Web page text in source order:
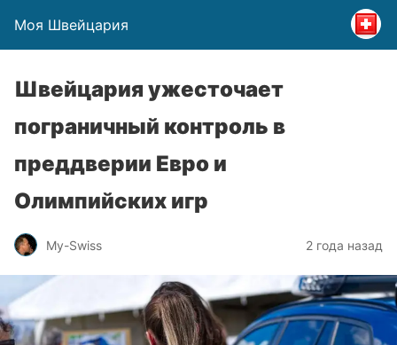
Моя Швейцария
Швейцария ужесточает
пограничный контроль в
преддверии Евро и
Олимпийских игр
My-Swiss 2 года назад